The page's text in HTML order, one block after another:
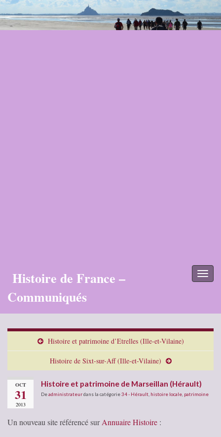
Histoire de France –
Communiqués
Histoire et patrimoine d’Etrelles (Ille-et-Vilaine)
Histoire de Sixt-sur-Aff (Ille-et-Vilaine)
OCT
31
2013
Histoire et patrimoine de Marseillan (Hérault)
Deadministrateurdans la catégorie34 - Hérault histoire locale patrimoine
Un nouveau site référencé surAnnuaire Histoire :